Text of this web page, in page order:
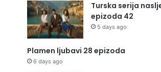
Turska serija
epizoda 42
5 days ago
Plamen ljubavi 28 epizoda
6 days ago